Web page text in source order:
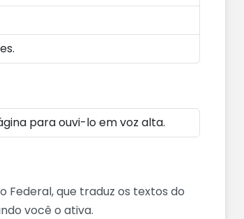
para ouvi-lo em voz alta.
Federal, que traduz os textos do
você o ativa.